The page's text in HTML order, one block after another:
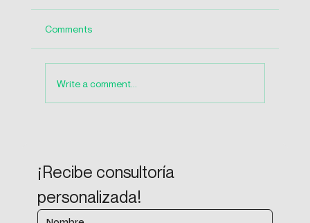
Comments
Write a comment...
¡Recibe consultoría
personalizada!